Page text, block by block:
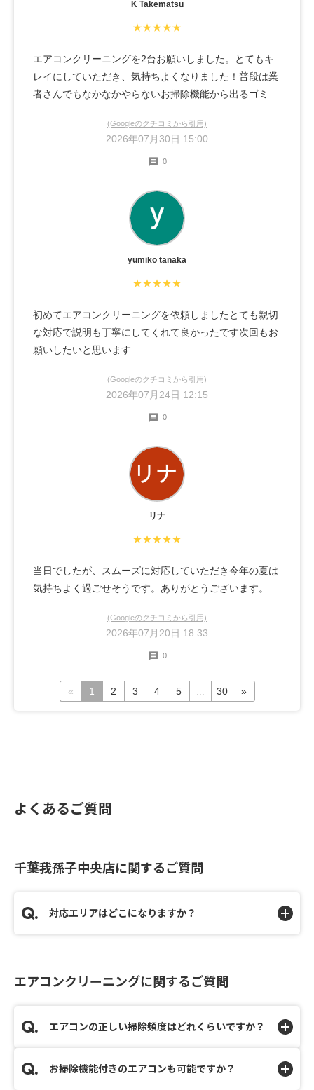
K Takematsu
★★★★★
エアコンクリーニングを2台お願いしました。とてもキ
レイにしていただき、気持ちよくなりました！普段は業
者さんでもなかなかやらないお掃除機能から出るゴミ排
いただき感謝です。終わった後も丁寧に説明していただ
き、対応も気持ちが良く、是非次回もお願いしたいと思
(Googleのクチコミから引用)
2026年07月30日 15:00
0
yumiko tanaka
★★★★★
初めてエアコンクリーニングを依頼しましたとても親切
な対応で説明も丁寧にしてくれて良かったです次回もお
願いしたいと思います
(Googleのクチコミから引用)
2026年07月24日 12:15
0
リナ
★★★★★
当日でしたが、スムーズに対応していただき今年の夏は
気持ちよく過ごせそうです。ありがとうございます。
(Googleのクチコミから引用)
2026年07月20日 18:33
0
« 1 2 3 4 5 30 »
よくあるご質問
千葉我孫子中央店に関するご質問
対応エリアはどこになりますか？
エアコンクリーニングに関するご質問
エアコンの正しい掃除頻度はどれくらいですか？
お掃除機能付きのエアコンも可能ですか？